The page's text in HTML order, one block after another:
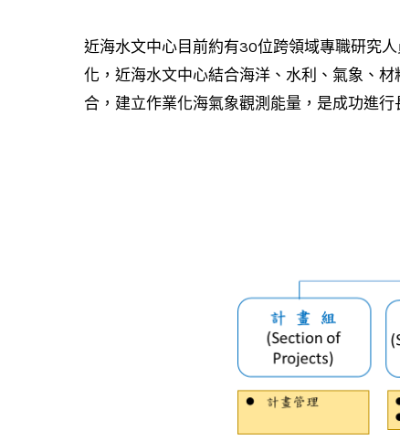
近海水文中心目前約有30位跨領域專職研究
化，近海水文中心結合海洋、水利、氣象、
合，建立作業化海氣象觀測能量，是成功進行